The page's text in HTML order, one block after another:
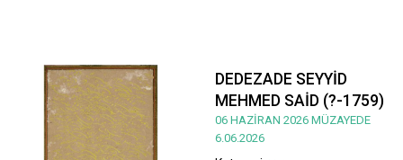
DEDEZADE SEYYİD
MEHMED SAİD (?-1759)
06 HAZİRAN 2026 MÜZAYEDE
6.06.2026